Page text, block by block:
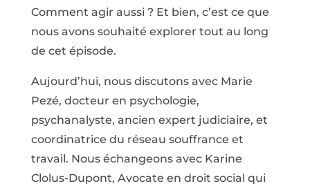
Comment agir aussi ? Et bien, c’est ce que
nous avons souhaité explorer tout au long
de cet épisode.
Aujourd’hui, nous discutons avec Marie
Pezé, docteur en psychologie,
psychanalyste, ancien expert judiciaire, et
coordinatrice du réseau souffrance et
travail. Nous échangeons avec Karine
Clolus-Dupont, Avocate en droit social qui